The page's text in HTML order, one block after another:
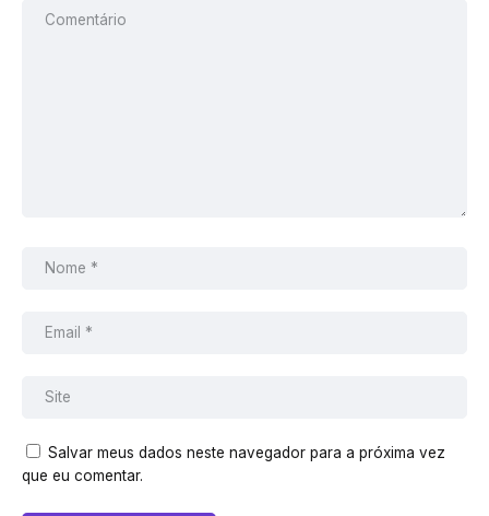
Salvar meus dados neste navegador para a próxima vez
que eu comentar.